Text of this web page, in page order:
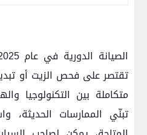
تقتصر على فحص الزيت أو
متكاملة بين التكنولوجيا
تبنّي الممارسات الحديثة،